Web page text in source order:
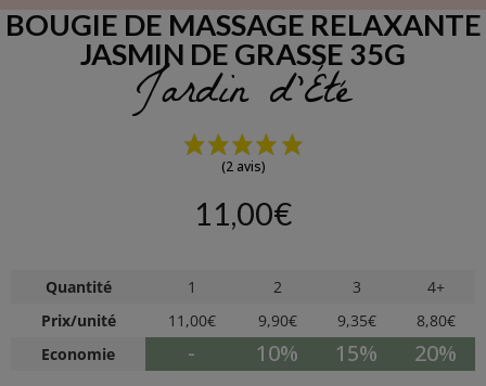
BOUGIE DE MASSAGE RELAXANTE
JASMIN DE GRASSE 35G
Jardin d’Été
(2 avis)
11,00€
Quantité 1 2 3
4+
Prix/unité
11,00€ 9,90€ 9,35€ 8,80€
Economie
- 10% 15% 20%